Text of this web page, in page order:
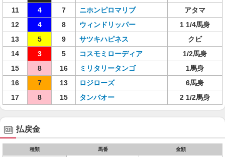
11
4 7 ニホンピロマリブ
アタマ
12
4 8 ウィンドリッパー
1 1/4馬身
13
5 9 サツキハピネス
クビ
14
3 5 コスモミローディア
1/2馬身
15
8 16 ミリタリータンゴ
1馬身
16
7 13 ロジローズ
6馬身
17
8 15 タンバオー 2 1/2馬身
払戻金
種類 馬番 金額